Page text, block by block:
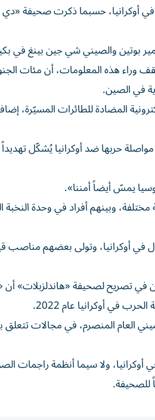
حسبما ذكرت صحيفة «دي
بوتين والصيني شي جين بينغ في
وراء هذه المعلومات، أن مئات
المضادة للطائرات المسيّرة،
حربها ضد أوكرانيا يُشكّل تهديداً
يمسّ أيضاً أمننا».
وبينهم أفراد في وحدة النخبة
التدريبي، شارك عشرات منهم مطلع عام 2026 في القتال في
في تصريح لصحيفة «هاندلزبلات» أن
في أوكرانيا عام 2022.
إلى أن موسكو دربت أيضاً بسريّة تامة نحو 600 جندي صيني العام المنصرم،
ولا سيما أنظمة راجمات
للصحيفة.